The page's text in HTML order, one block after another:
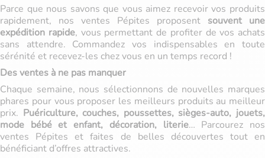
Parce que nous savons que vous aimez recevoir vos produits
rapidement, nos ventes Pépites proposent souvent une
expédition rapide, vous permettant de profiter de vos achats
sans attendre. Commandez vos indispensables en toute
sérénité et recevez-les chez vous en un temps record !
Des ventes à ne pas manquer
Chaque semaine, nous sélectionnons de nouvelles marques
phares pour vous proposer les meilleurs produits au meilleur
prix. Puériculture, couches, poussettes, sièges-auto, jouets,
mode bébé et enfant, décoration, literie… Parcourez nos
ventes Pépites et faites de belles découvertes tout en
bénéficiant d’offres attractives.